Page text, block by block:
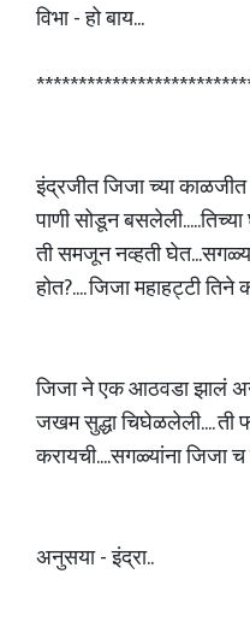
विभा - हो बाय...
इंद्रजीत जिजा च्या
पाणी सोडून
ती समजून नव्हती
होत?.... जिजा महाहट्टी
जिजा ने एक आठवडा झालं
जखम सुद्धा चिघेळलेली.... ती
करायची....सगळ्यांना जिजा
अनुसया - इंद्रा..